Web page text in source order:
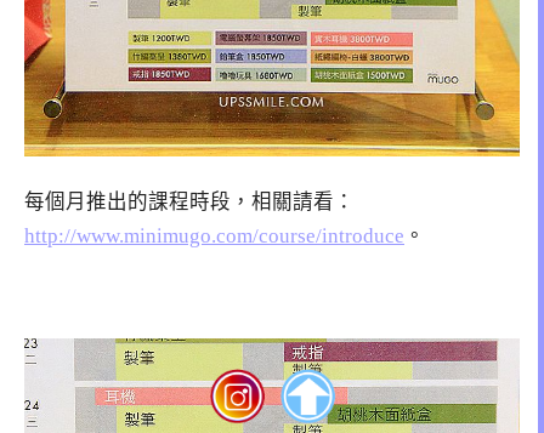
每個月推出的課程時段，相關請看：
http://www.minimugo.com/course/introduce 。